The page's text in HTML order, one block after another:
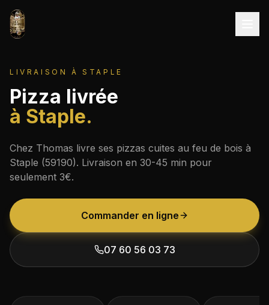
Aller au contenu
LIVRAISON ÀSTAPLE
Pizza livrée
à Staple.
Chez Thomas livre ses pizzas cuites au feu de bois à
Staple (59190). Livraison en 30-45 min pour
seulement 3€.
Commander en ligne
07 60 56 03 73